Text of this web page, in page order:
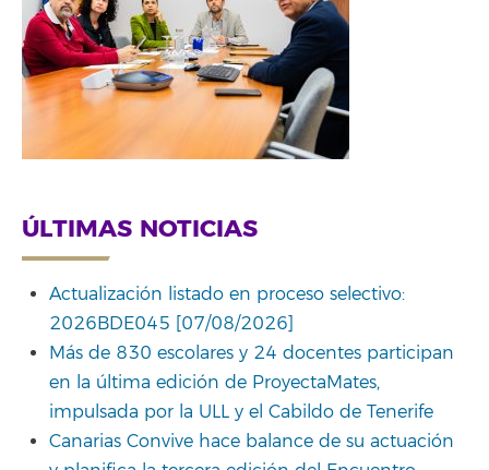
ÚLTIMAS NOTICIAS
Actualización listado en proceso selectivo:
2026BDE045 [07/08/2026]
Más de 830 escolares y 24 docentes participan
en la última edición de ProyectaMates,
impulsada por la ULL y el Cabildo de Tenerife
Canarias Convive hace balance de su actuación